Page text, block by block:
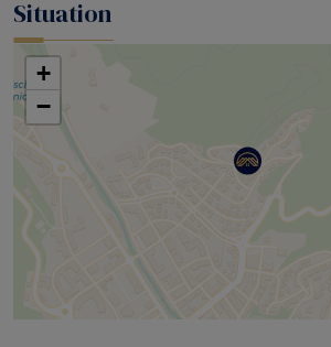
Situation
+
−